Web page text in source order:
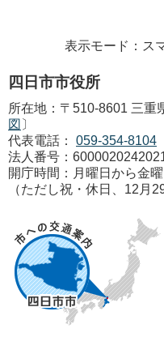
表示モード：ス
四日市市役所
所在地：〒510-8601 三重
図 〕
代表電話：
059-354-8104
法人番号：
開庁時間：月曜日から金
（ただし祝・休日、12月